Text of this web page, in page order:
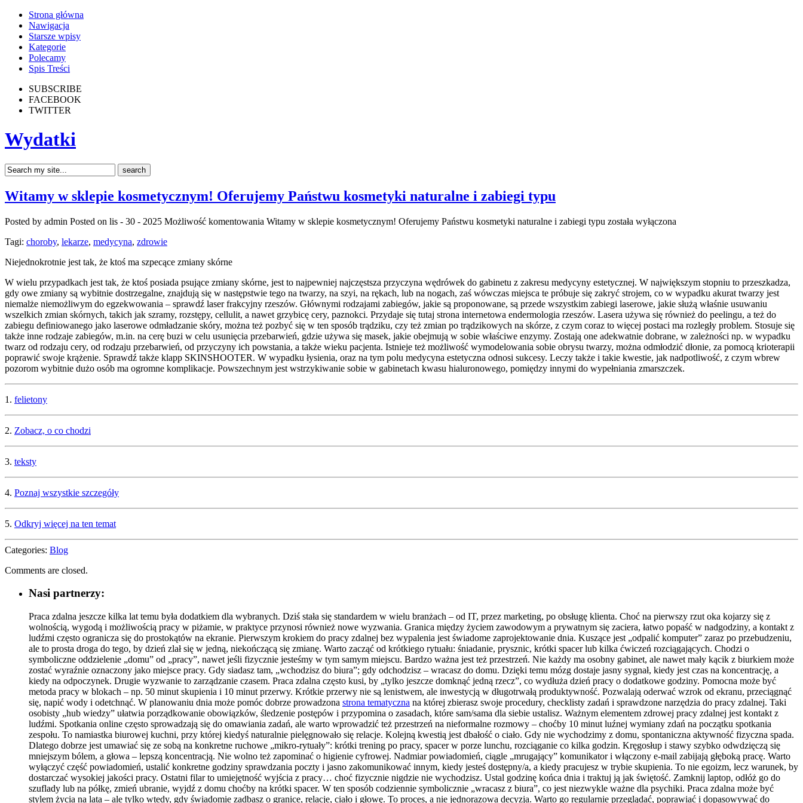
Strona główna
Nawigacja
Starsze wpisy
Kategorie
Polecamy
Spis Treści
SUBSCRIBE
FACEBOOK
TWITTER
Wydatki
Witamy w sklepie kosmetycznym! Oferujemy Państwu kosmetyki naturalne i zabiegi typu
Posted by admin Posted on lis - 30 - 2025 Możliwość komentowania Witamy w sklepie kosmetycznym! Oferujemy Państwu kosmetyki naturalne i zabiegi typu została wyłączona
Tagi: choroby, lekarze, medycyna, zdrowie
Niejednokrotnie jest tak, że ktoś ma szpecące zmiany skórne
W wielu przypadkach jest tak, że ktoś posiada psujące zmiany skórne, jest to najpewniej najczęstsza przyczyna wędrówek do gabinetu z zakresu medycyny estetycznej. W największym stopniu to przeszkadza,
gdy owe zmiany są wybitnie dostrzegalne, znajdują się w następstwie tego na twarzy, na szyi, na rękach, lub na nogach, zaś wówczas miejsca te próbuje się zakryć strojem, co w wypadku akurat twarzy jest
niemalże niemożliwym do egzekwowania – sprawdź laser frakcyjny rzeszów. Głównymi rodzajami zabiegów, jakie są proponowane, są przede wszystkim zabiegi laserowe, jakie służą właśnie usuwaniu
wszelkich zmian skórnych, takich jak szramy, rozstępy, cellulit, a nawet grzybicę cery, paznokci. Przydaje się tutaj strona internetowa endermologia rzeszów. Lasera używa się również do peelingu, a też do
zabiegu definiowanego jako laserowe odmładzanie skóry, można też pozbyć się w ten sposób trądziku, czy też zmian po trądzikowych na skórze, z czym coraz to więcej postaci ma rozległy problem. Stosuje się
także inne rodzaje zabiegów, m.in. na cerę buzi w celu usunięcia przebarwień, gdzie używa się masek, jakie obejmują w sobie właściwe enzymy. Zostają one adekwatnie dobrane, w zależności np. w wypadku
twarz od rodzaju cery, od rodzaju przebarwień, od przyczyny ich powstania, a także wieku pacjenta. Istnieje też możliwość wymodelowania sobie obrysu twarzy, można odmłodzić dłonie, za pomocą krioterapii
poprawić swoje krążenie. Sprawdź także klapp SKINSHOOTER. W wypadku łysienia, oraz na tym polu medycyna estetyczna odnosi sukcesy. Leczy także i takie kwestie, jak nadpotliwość, z czym wbrew
pozorom wybitnie dużo osób ma ogromne komplikacje. Powszechnym jest wstrzykiwanie sobie w gabinetach kwasu hialuronowego, pomiędzy innymi do wypełniania zmarszczek.
1. felietony
2. Zobacz, o co chodzi
3. teksty
4. Poznaj wszystkie szczegóły
5. Odkryj więcej na ten temat
Categories: Blog
Comments are closed.
Nasi partnerzy:
Praca zdalna jeszcze kilka lat temu była dodatkiem dla wybranych. Dziś stała się standardem w wielu branżach – od IT, przez marketing, po obsługę klienta. Choć na pierwszy rzut oka kojarzy się z
wolnością, wygodą i możliwością pracy w piżamie, w praktyce przynosi również nowe wyzwania. Granica między życiem zawodowym a prywatnym się zaciera, łatwo popaść w nadgodziny, a kontakt z
ludźmi często ogranicza się do prostokątów na ekranie. Pierwszym krokiem do pracy zdalnej bez wypalenia jest świadome zaprojektowanie dnia. Kuszące jest „odpalić komputer” zaraz po przebudzeniu,
ale to prosta droga do tego, by dzień zlał się w jedną, niekończącą się zmianę. Warto zacząć od krótkiego rytuału: śniadanie, prysznic, krótki spacer lub kilka ćwiczeń rozciągających. Chodzi o
symboliczne oddzielenie „domu” od „pracy”, nawet jeśli fizycznie jesteśmy w tym samym miejscu. Bardzo ważna jest też przestrzeń. Nie każdy ma osobny gabinet, ale nawet mały kącik z biurkiem może
zostać wyraźnie oznaczony jako miejsce pracy. Gdy siadasz tam, „wchodzisz do biura”; gdy odchodzisz – wracasz do domu. Dzięki temu mózg dostaje jasny sygnał, kiedy jest czas na koncentrację, a
kiedy na odpoczynek. Drugie wyzwanie to zarządzanie czasem. Praca zdalna często kusi, by „tylko jeszcze domknąć jedną rzecz”, co wydłuża dzień pracy o dodatkowe godziny. Pomocna może być
metoda pracy w blokach – np. 50 minut skupienia i 10 minut przerwy. Krótkie przerwy nie są lenistwem, ale inwestycją w długotrwałą produktywność. Pozwalają oderwać wzrok od ekranu, przeciągnąć
się, napić wody i odetchnąć. W planowaniu dnia może pomóc dobrze prowadzona strona tematyczna na której zbierasz swoje procedury, checklisty zadań i sprawdzone narzędzia do pracy zdalnej. Taki
osobisty „hub wiedzy” ułatwia porządkowanie obowiązków, śledzenie postępów i przypomina o zasadach, które sam/sama dla siebie ustalisz. Ważnym elementem zdrowej pracy zdalnej jest kontakt z
ludźmi. Spotkania online często sprowadzają się do omawiania zadań, ale warto wprowadzić też przestrzeń na nieformalne rozmowy – choćby 10 minut luźnej wymiany zdań na początku spotkania
zespołu. To namiastka biurowej kuchni, przy której kiedyś naturalnie pielęgnowało się relacje. Kolejną kwestią jest dbałość o ciało. Gdy nie wychodzimy z domu, spontaniczna aktywność fizyczna spada.
Dlatego dobrze jest umawiać się ze sobą na konkretne ruchowe „mikro-rytuały”: krótki trening po pracy, spacer w porze lunchu, rozciąganie co kilka godzin. Kręgosłup i stawy szybko odwdzięczą się
mniejszym bólem, a głowa – lepszą koncentracją. Nie wolno też zapominać o higienie cyfrowej. Nadmiar powiadomień, ciągle „mrugający” komunikator i włączony e-mail zabijają głęboką pracę. Warto
wyłączyć część powiadomień, ustalić konkretne godziny sprawdzania poczty i jasno zakomunikować innym, kiedy jesteś dostępny/a, a kiedy pracujesz w trybie skupienia. To nie egoizm, lecz warunek, by
dostarczać wysokiej jakości pracy. Ostatni filar to umiejętność wyjścia z pracy… choć fizycznie nigdzie nie wychodzisz. Ustal godzinę końca dnia i traktuj ją jak świętość. Zamknij laptop, odłóż go do
szuflady lub na półkę, zmień ubranie, wyjdź z domu choćby na krótki spacer. W ten sposób codziennie symbolicznie „wracasz z biura”, co jest niezwykle ważne dla psychiki. Praca zdalna może być
stylem życia na lata – ale tylko wtedy, gdy świadomie zadbasz o granice, relacje, ciało i głowę. To proces, a nie jednorazowa decyzja. Warto go regularnie przeglądać, poprawiać i dopasowywać do